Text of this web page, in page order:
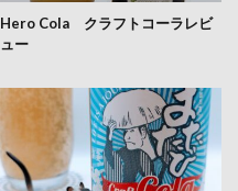
Hero Cola クラフトコーラレビ
ュー